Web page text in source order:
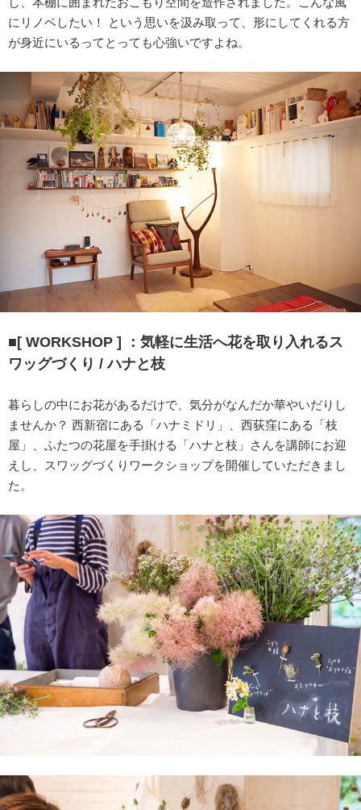
にリノベしたい！ という思いを汲み取って、形にしてくれる方
が身近にいるってとっても心強いですよね。
■[ WORKSHOP ] ：気軽に生活へ花を取り入れるス
ワッグづくり / ハナと枝
暮らしの中にお花があるだけで、気分がなんだか華やいだりし
ませんか？ 西新宿にある「ハナミドリ」、西荻窪にある「枝
屋」、ふたつの花屋を手掛ける「ハナと枝」さんを講師にお迎
えし、スワッグづくりワークショップを開催していただきまし
た。